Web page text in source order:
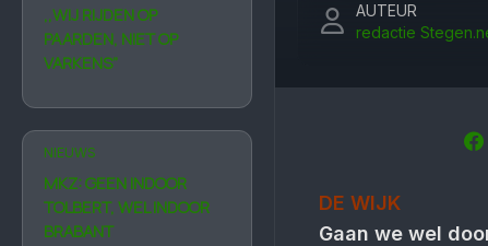
,,WIJ RIJDEN OP
PAARDEN, NIET OP
VARKENS”
NIEUWS
MKZ: GEEN INDOOR
TOLBERT, WEL INDOOR
BRABANT
AUTEUR
redactie
DE WIJK
Gaan we wel